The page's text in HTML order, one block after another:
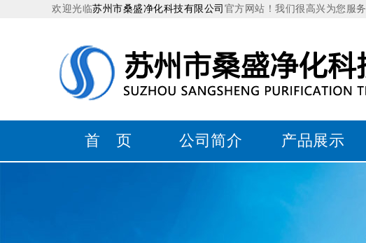
欢迎光临苏州市桑盛净化科技有限公司 官方网站！我们很高兴为您服务
首 页 公司简介 产品展示